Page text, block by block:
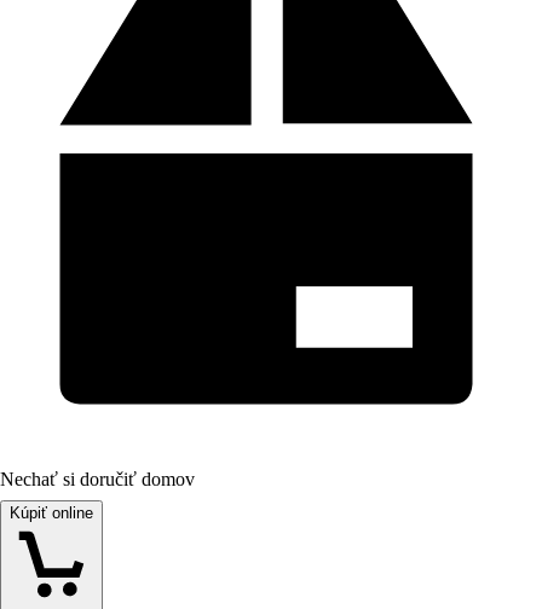
Nechať si doručiť domov
Kúpiť online